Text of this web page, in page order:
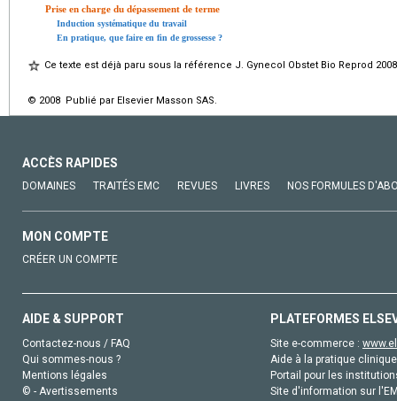
Prise en charge du dépassement de terme
Induction systématique du travail
En pratique, que faire en fin de grossesse ?
Ce texte est déjà paru sous la référence J. Gynecol Obstet Bio Reprod
© 2008 Publié par Elsevier Masson SAS.
ACCÈS RAPIDES
DOMAINES TRAITÉS EMC REVUES LIVRES NOS FORMULES
MON COMPTE
CRÉER UN COMPTE
AIDE & SUPPORT
Contactez-nous / FAQ
Qui sommes-nous ?
Mentions légales
© - Avertissements
PLATEFORMES
Site e-commerce :
Aide à la pratique
Portail pour les
Site d'information sur